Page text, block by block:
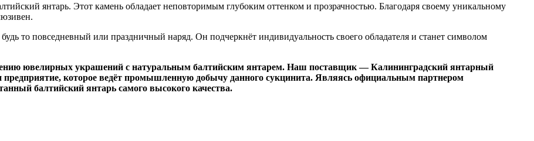
янтарь. Этот камень обладает неповторимым глубоким оттенком и прозрачностью. Благодаря своему уникальному
то повседневный или праздничный наряд. Он подчеркнёт индивидуальность своего обладателя и станет символом
ювелирных украшений с натуральным балтийским янтарем. Наш поставщик — Калининградский янтарный
предприятие, которое ведёт промышленную добычу данного сукцинита. Являясь официальным партнером
балтийский янтарь самого высокого качества.